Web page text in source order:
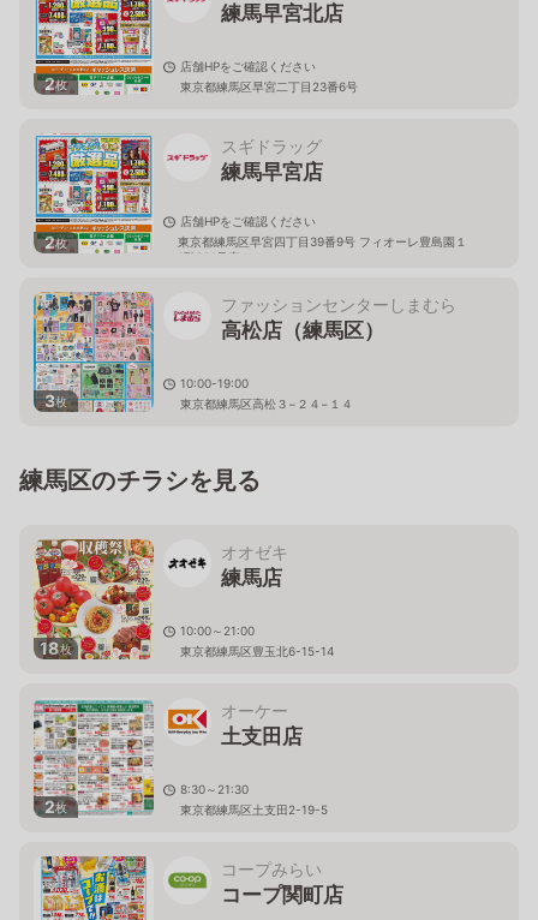
2枚
練馬早宮北店
店舗HPをご確認ください
東京都練馬区早宮二丁目23番6号
2枚
スギドラッグ
練馬早宮店
店舗HPをご確認ください
東京都練馬区早宮四丁目39番9号 フィオーレ豊島園１
1階001号室
3枚
ファッションセンターしまむら
高松店（練馬区）
10:00-19:00
東京都練馬区高松３−２４−１４
練馬区のチラシを見る
18枚
オオゼキ
練馬店
10:00～21:00
東京都練馬区豊玉北6-15-14
2枚
オーケー
土支田店
8:30～21:30
東京都練馬区土支田2-19-5
コープみらい
コープ関町店